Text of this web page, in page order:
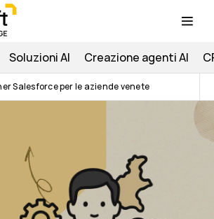
Soluzioni AI Creazione agenti AI
Salesforce per le aziende venete